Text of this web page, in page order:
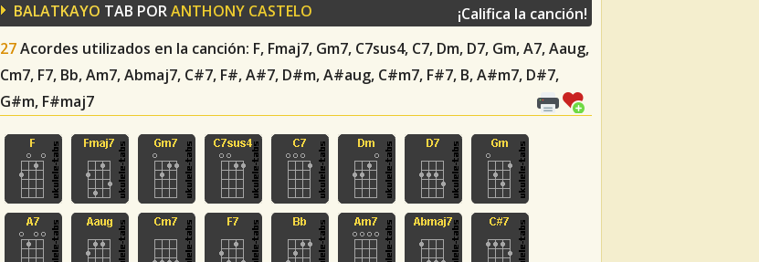
BALATKAYO TAB PORANTHONY CASTELO
27Acordes utilizados en la canción: F, Fmaj7, Gm7, C7sus4, C7, Dm, D7, Gm, A7, Aaug,
Cm7, F7, Bb, Am7, Abmaj7, C#7, F#, A#7, D#m, A#aug, C#m7, F#7, B, A#m7, D#7,
G#m, F#maj7
¡Califica la canción!